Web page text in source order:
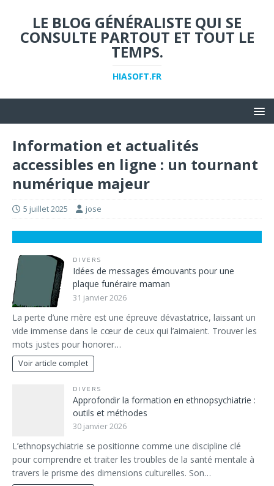
LE BLOG GÉNÉRALISTE QUI SE
CONSULTE PARTOUT ET TOUT LE
TEMPS.
HIASOFT.FR
Information et actualités
accessibles en ligne : un tournant
numérique majeur
5 juillet 2025 jose
DIVERS
Idées de messages émouvants pour une
plaque funéraire maman
31 janvier 2026
La perte d’une mère est une épreuve dévastatrice, laissant un
vide immense dans le cœur de ceux qui l’aimaient. Trouver les
mots justes pour honorer…
Voir article complet
DIVERS
Approfondir la formation en ethnopsychiatrie :
outils et méthodes
30 janvier 2026
L’ethnopsychiatrie se positionne comme une discipline clé
pour comprendre et traiter les troubles de la santé mentale à
travers le prisme des dimensions culturelles. Son…